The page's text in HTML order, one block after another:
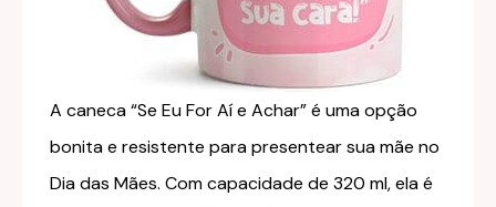
A caneca “Se Eu For Aí e Achar” é uma opção
bonita e resistente para presentear sua mãe no
Dia das Mães. Com capacidade de 320 ml, ela é